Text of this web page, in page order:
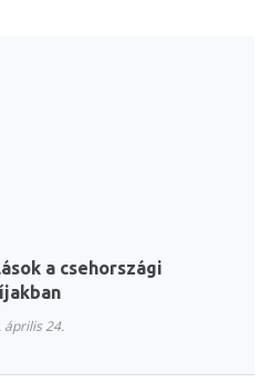
a csehországi
április 24.